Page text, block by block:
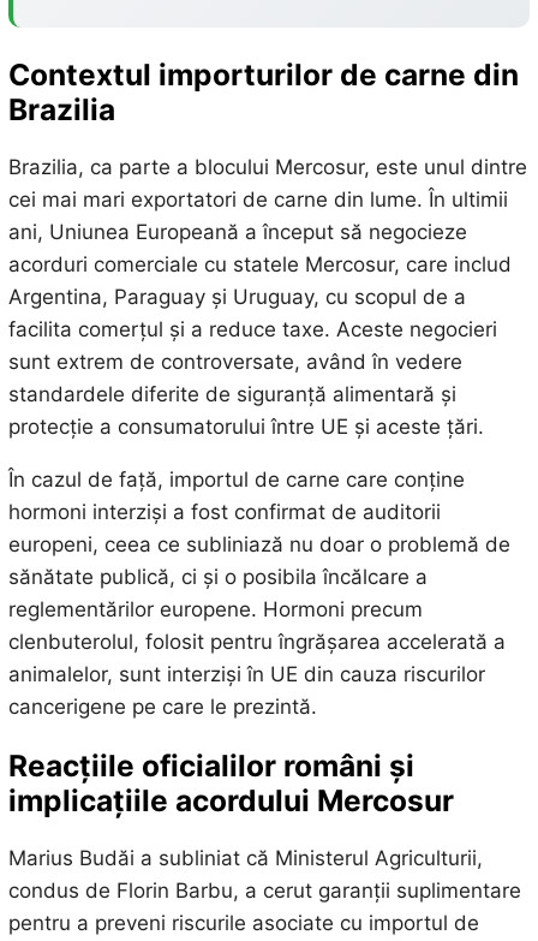
Contextul importurilor de carne din
Brazilia
Brazilia, ca parte a blocului Mercosur, este unul dintre
cei mai mari exportatori de carne din lume. În ultimii
ani, Uniunea Europeană a început să negocieze
acorduri comerciale cu statele Mercosur, care includ
Argentina, Paraguay și Uruguay, cu scopul de a
facilita comerțul și a reduce taxe. Aceste negocieri
sunt extrem de controversate, având în vedere
standardele diferite de siguranță alimentară și
protecție a consumatorului între UE și aceste țări.
În cazul de față, importul de carne care conține
hormoni interziși a fost confirmat de auditorii
europeni, ceea ce subliniază nu doar o problemă de
sănătate publică, ci și o posibila încălcare a
reglementărilor europene. Hormoni precum
clenbuterolul, folosit pentru îngrășarea accelerată a
animalelor, sunt interziși în UE din cauza riscurilor
cancerigene pe care le prezintă.
Reacțiile oficialilor români și
implicațiile acordului Mercosur
Marius Budăi a subliniat că Ministerul Agriculturii,
condus de Florin Barbu, a cerut garanții suplimentare
pentru a preveni riscurile asociate cu importul de